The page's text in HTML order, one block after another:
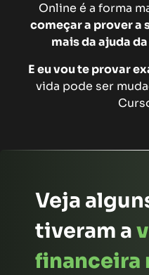
Online é a forma
começar a prover a
mais da ajuda
E eu vou te provar
vida pode ser
Veja
tiveram a
financeira